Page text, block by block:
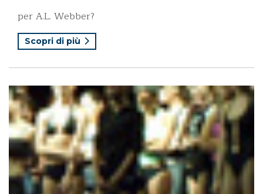
per A.L. Webber?
Scopri di più